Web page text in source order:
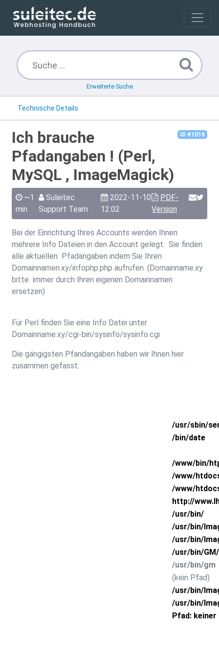
Erweiterte Suche
Technische Details
ID #1016
Ich brauche
Pfadangaben ! (Perl,
MySQL , ImageMagick)
~1
min
Suleitec
Support Team
2022-11-10
12:02
PDF-
Version
Bei der Einrichtung Ihres Accounts werden Ihnen
mehrere Info Dateien in den Account gelegt. Sie finden
alle aktuellen Pfadangaben indem Sie Ihren
Domainnamen.xy/infophp.php aufrufen. (Domainname.xy
bitte immer durch Ihren eigenen Domainnamen
ersetzen)
Für Perl finden Sie eine Info Datei unter
Domainname.xy/cgi-bin/sysinfo/sysinfo.cgi
Die gängigsten Pfandangaben haben wir Ihnen hier
zusammen gefasst:
/usr/sbin/
/bin/date
/www/bin/
/www/
/www/
http://
/usr/bin/
/usr/bin/
/usr/bin/
/usr/bin/
/usr/bin/gm
(kein Pfad)
/usr/bin/
/usr/bin/
Pfad: keiner